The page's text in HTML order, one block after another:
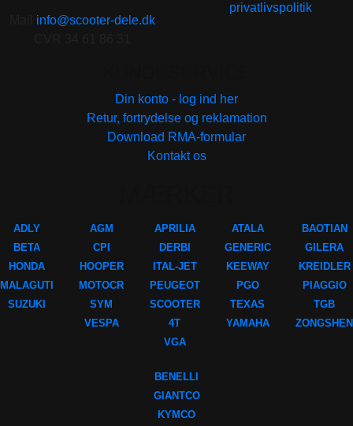
info@scooter-dele.dk
privatlivspolitik
Din konto - log ind her
Retur, fortrydelse og reklamation
Download RMA-formular
Kontakt os
ADLY
BETA
HONDA
MALAGUTI
SUZUKI
AGM
CPI
HOOPER
MOTOCR
SYM
VESPA
APRILIA
DERBI
ITAL-JET
PEUGEOT
SCOOTER
4T
VGA
ATALA
GENERIC
KEEWAY
PGO
TEXAS
YAMAHA
BAOTIAN
GILERA
KREIDLER
PIAGGIO
TGB
ZONGSHEN
BENELLI
GIANTCO
KYMCO